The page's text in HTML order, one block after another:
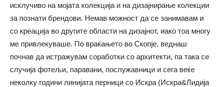
исклучиво на мојата колекција и на дизајнирање колекции
за познати брендови. Немав можност да се занимавам и
со креација во другите области на дизајнот, иако тоа многу
ме привлекуваше. По враќањето во Скопје, веднаш
почнав да истражувам соработки со архитекти, па така се
случија фотељи, паравани, послужавници и сега веќе
неколку години линијата перници со Искра (Искра&Лидија